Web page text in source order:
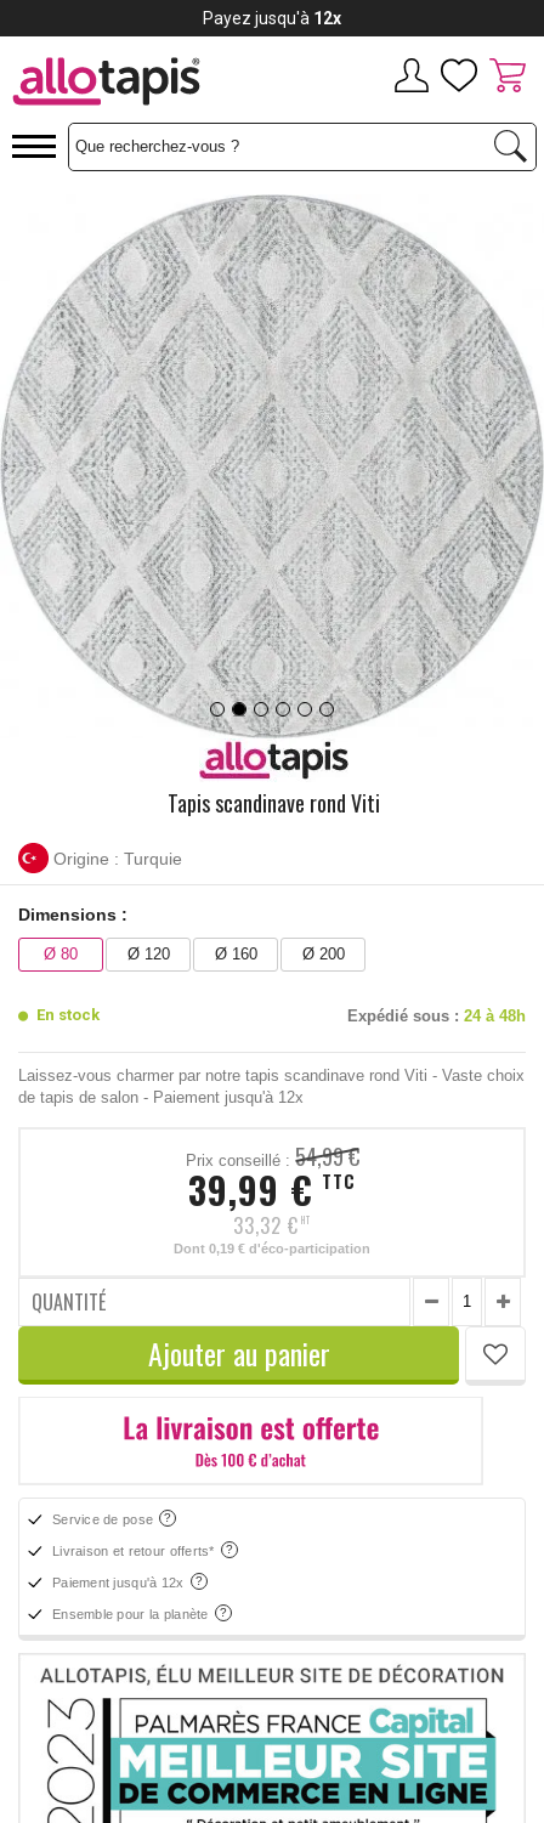
Tapis scandinave rond Viti
Origine : Turquie
Dimensions :
Ø 80 Ø 120 Ø 160 Ø 200
En stock Expédié sous : 24 à 48h
Laissez-vous charmer par notre tapis scandinave rond Viti - Vaste choix
de tapis de salon - Paiement jusqu'à 12x
Prix conseillé : 54,99 €
39,99 € TTC
33,32 € HT
Dont 0,19 € d'éco-participation
QUANTITÉ
Ajouter au panier
Service de pose
Livraison et retour offerts*
Paiement jusqu'à 12x
Ensemble pour la planète
Payez jusqu'à 12x